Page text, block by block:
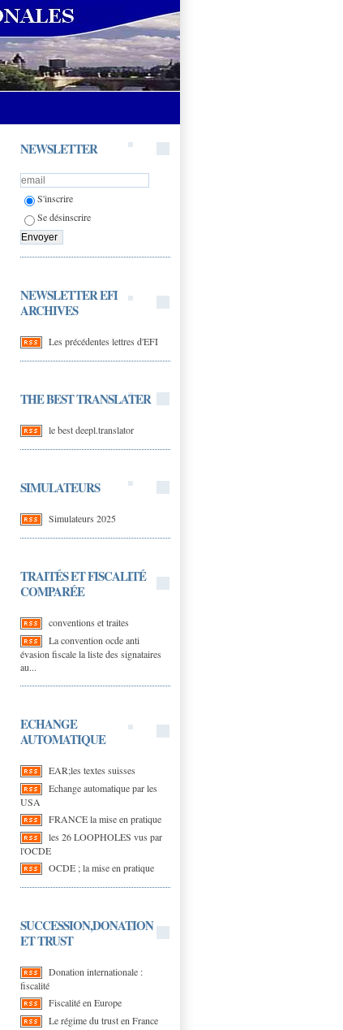
NEWSLETTER
S'inscrire
Se désinscrire
NEWSLETTER EFI
ARCHIVES
Les précédentes lettres d'EFI
THE BEST TRANSLATER
le best deepl.translator
SIMULATEURS
Simulateurs 2025
TRAITÉS ET FISCALITÉ
COMPARÉE
conventions et traites
La convention ocde anti
évasion fiscale la liste des signataires
au...
ECHANGE
AUTOMATIQUE
EAR;les textes suisses
Echange automatique par les
USA
FRANCE la mise en pratique
les 26 LOOPHOLES vus par
l'OCDE
OCDE ; la mise en pratique
SUCCESSION,DONATION
ET TRUST
Donation internationale :
fiscalité
Fiscalité en Europe
Le régime du trust en France